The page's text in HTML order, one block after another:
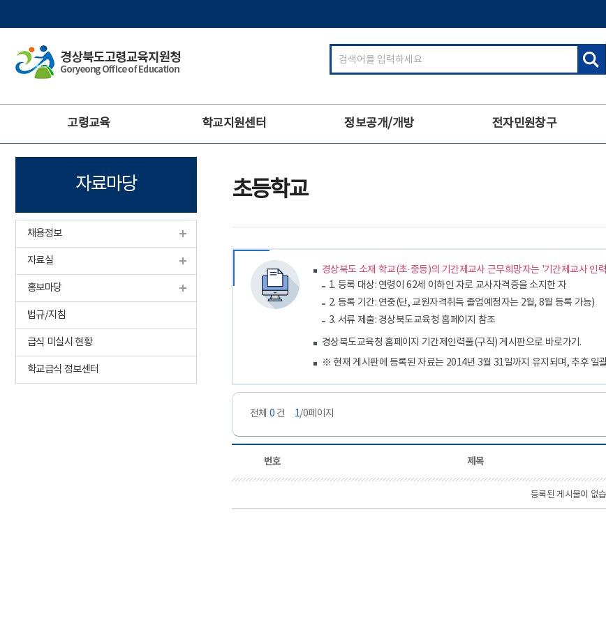
검
색
입
뉴
고령교육 학교지원센터 정보공개/개방 전자민원창구
자료마당
채용정보
자료실
홍보마당
법규/지침
급식 미실시 현황
학교급식 정보센터
초등학교
경상북도 소재 학교(초·중등)의 기간제교사 근무희망자는 '기간제교사
1. 등록 대상: 연령이 62세 이하인 자로 교사자격증을 소지한 자
2. 등록 기간: 연중(단, 교원자격취득 졸업예정자는 2월, 8월 등록 가능)
3. 서류 제출: 경상북도교육청 홈페이지 참조
경상북도교육청 홈페이지 기간제인력풀(구직) 게시판으로 바로가기.
※ 현재 게시판에 등록된 자료는 2014년 3월 31일까지 유지되며, 추후 일
전체 0 건 1/0페이지
번호 제목
등록된 게시물이 없